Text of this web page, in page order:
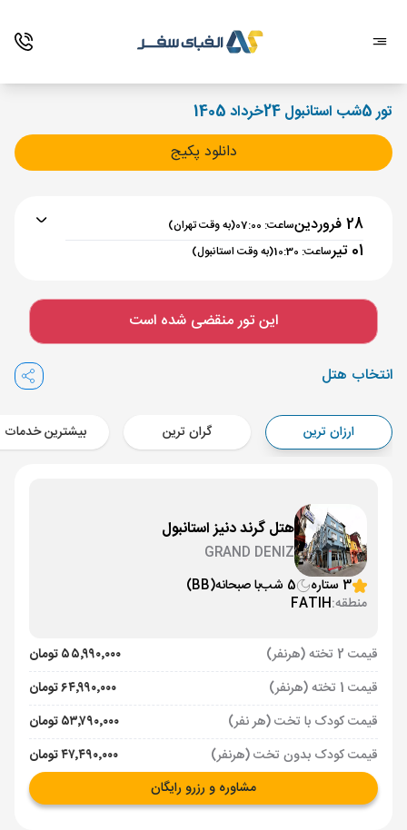
تور 5شب استانبول 24خرداد 1405
دانلود پکیج
28 فروردین ساعت: 07:00 (به وقت تهران)
01 تیر ساعت: 10:30 (به وقت استانبول)
تهران , فرودگاه بین‌المللی امام خمینی IKA
مدت پرواز :
استانبول ,
Aircraft - معراج (Economy)
برنامه برگشت :01 تیر ساعت: 10:30
مدت پرواز :03:00
تهران , فرودگاه بین‌المللی امام خمینی IKA
Aircraft - معراج (Economy)
این تور منقضی شده است
انتخاب هتل
ارزان ترین گران ترین بیشترین خدمات
هتل گرند دنیز استانبول
GRAND DENIZ
3 ستاره
5 شب با صبحانه(BB)
منطقه:FATIH
قیمت 2 تخته (هرنفر)
۵۵٬۹۹۰٬۰۰۰ تومان
قیمت 1 تخته (هرنفر)
۶۴٬۹۹۰٬۰۰۰ تومان
قیمت کودک با تخت (هر نفر)
۵۳٬۷۹۰٬۰۰۰ تومان
قیمت کودک بدون تخت (هرنفر)
۴۷٬۴۹۰٬۰۰۰ تومان
مشاوره و رزرو رایگان